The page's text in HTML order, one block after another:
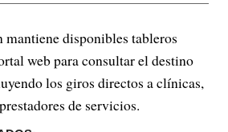
disponibles tableros
web para consultar el destino
los giros directos a clínicas,
de servicios.